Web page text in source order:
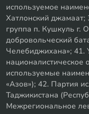
используемое
Хатлонский джамаат;
группа п. Кушкуль г.
добровольческий
Челебиджихана»; 41.
националистическое
используемые
«Азов»); 42. Партия
Таджикистана
Межрегиональное